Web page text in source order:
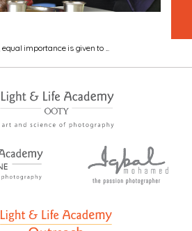
importance is given to ...